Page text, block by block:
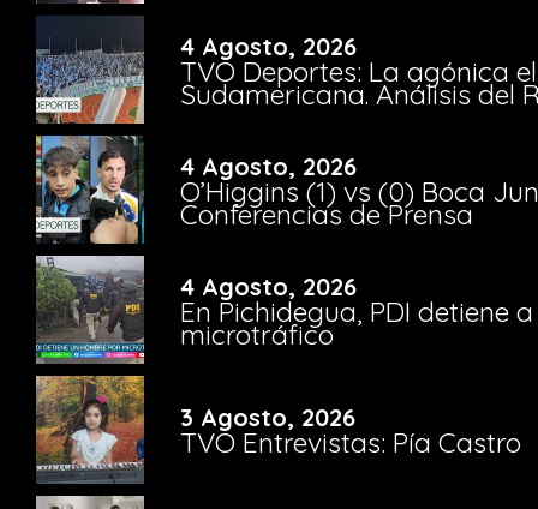
4 Agosto, 2026
TVO Deportes: La agónica
Sudamericana. Análisis del
4 Agosto, 2026
O’Higgins (1) vs (0) Boca
Conferencias de Prensa
4 Agosto, 2026
En Pichidegua, PDI detiene
microtráfico
3 Agosto, 2026
TVO Entrevistas: Pía Castro